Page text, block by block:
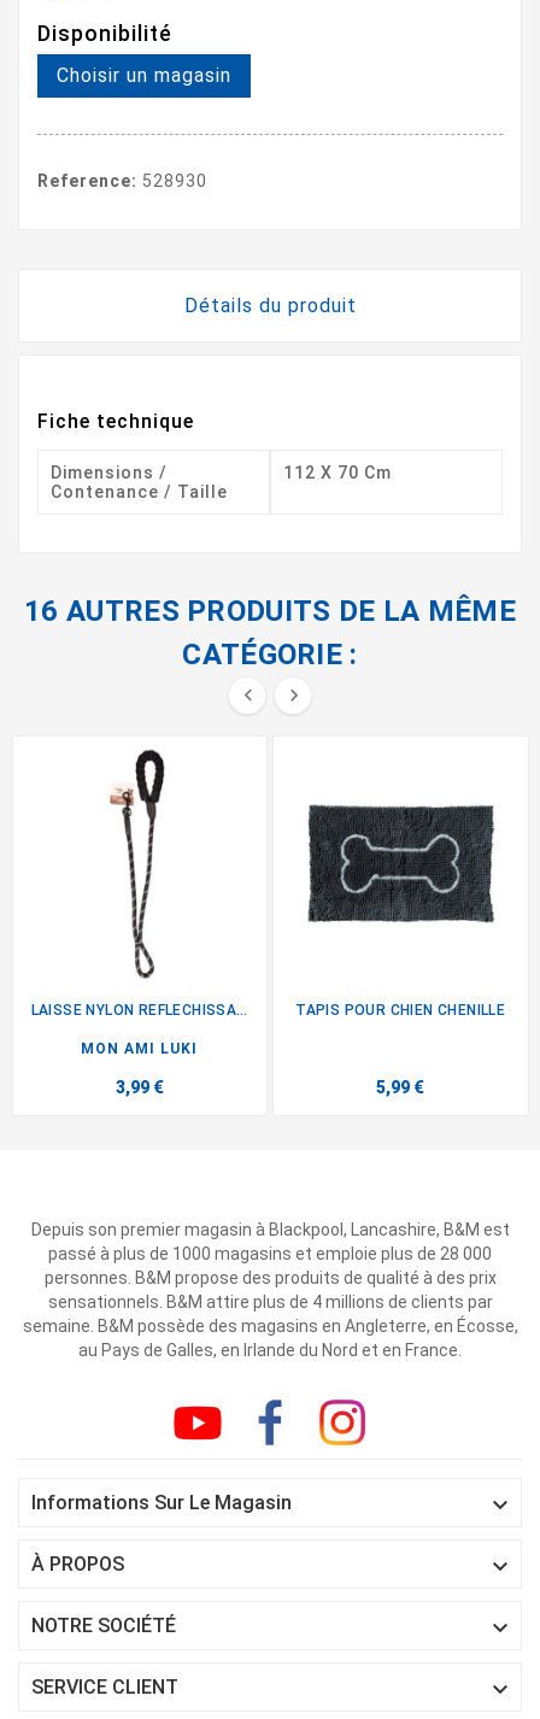
Disponibilité
Choisir un magasin
Reference: 528930
Détails du produit
Fiche technique
Dimensions /
Contenance / Taille
112 X 70 Cm
16 AUTRES PRODUITS DE LA MÊME
CATÉGORIE :
 
LAISSE NYLON REFLECHISSANTE...
MON AMI LUKI
3,99 €
TAPIS POUR CHIEN CHENILLE
5,99 €
Depuis son premier magasin à Blackpool, Lancashire, B&M est
passé à plus de 1000 magasins et emploie plus de 28 000
personnes. B&M propose des produits de qualité à des prix
sensationnels. B&M attire plus de 4 millions de clients par
semaine. B&M possède des magasins en Angleterre, en Écosse,
au Pays de Galles, en Irlande du Nord et en France.
Informations Sur Le Magasin 
À PROPOS 
NOTRE SOCIÉTÉ 
SERVICE CLIENT 